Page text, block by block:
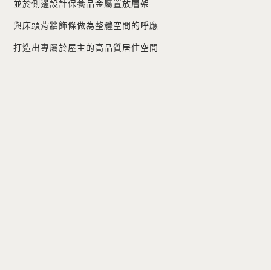
並於側邊設計保養品金屬置放層架
與床頭背牆飾條做為整體空間的呼應
打造出專屬於屋主的高品質居住空間